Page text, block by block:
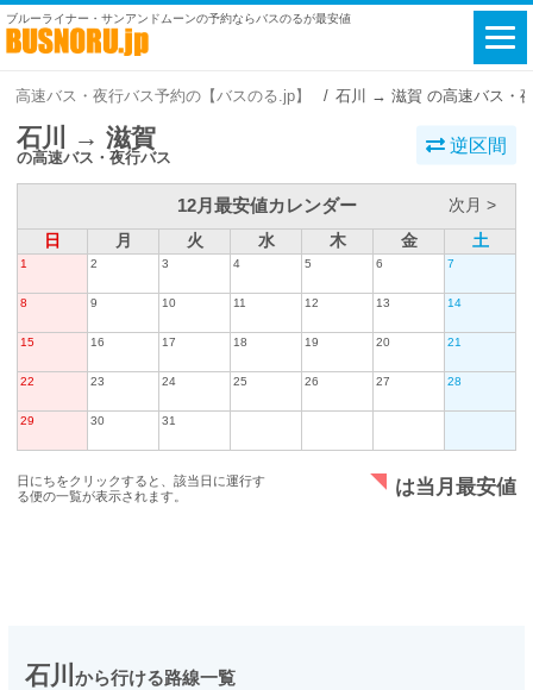
ブルーライナー・サンアンドムーンの予約ならバスのるが最安値
高速バス・夜行バス予約の【バスのる.jp】 石川 → 滋賀 の高速バス・
石川 → 滋賀
の高速バス・夜行バス
逆区間
12月最安値カレンダー
次月 >
日
月 火 水 木 金 土
1 2 3 4 5 6 7
8 9 10 11 12 13 14
15 16 17 18 19 20 21
22 23 24 25 26 27 28
29 30 31
日にちをクリックすると、該当日に運行す
る便の一覧が表示されます。
は当月最安値
石川 から行ける路線一覧